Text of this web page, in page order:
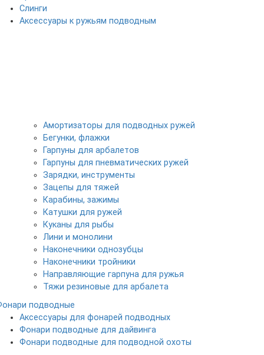
Слинги
Аксессуары к ружьям подводным
Амортизаторы для подводных ружей
Бегунки, флажки
Гарпуны для арбалетов
Гарпуны для пневматических ружей
Зарядки, инструменты
Зацепы для тяжей
Карабины, зажимы
Катушки для ружей
Куканы для рыбы
Лини и монолини
Наконечники однозубцы
Наконечники тройники
Направляющие гарпуна для ружья
Тяжи резиновые для арбалета
подводные
Аксессуары для фонарей подводных
Фонари подводные для дайвинга
Фонари подводные для подводной охоты